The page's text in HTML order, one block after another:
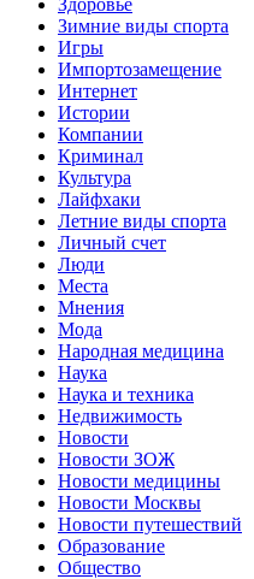
Зимние виды спорта
Игры
Импортозамещение
Интернет
Истории
Компании
Криминал
Культура
Лайфхаки
Летние виды спорта
Личный счет
Люди
Места
Мнения
Мода
Народная медицина
Наука
Наука и техника
Недвижимость
Новости
Новости ЗОЖ
Новости медицины
Новости Москвы
Новости путешествий
Образование
Общество